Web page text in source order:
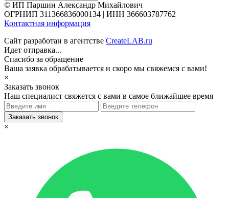
© ИП Паршин Александр Михайлович
ОГРНИП 311366836000134 | ИНН 366603787762
Контактная информация
Сайт разработан в агентстве CreateLAB.ru
Идет отправка...
Спасибо за обращение
Ваша заявка обрабатывается и скоро мы свяжемся с вами!
×
Заказать звонок
Наш специалист свяжется с вами в самое ближайшее время
×